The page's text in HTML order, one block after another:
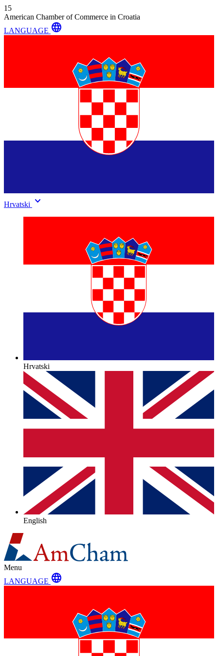
15
American Chamber of Commerce in Croatia
LANGUAGE language
Hrvatski keyboard_arrow_down
Hrvatski
English
Menu
LANGUAGE language